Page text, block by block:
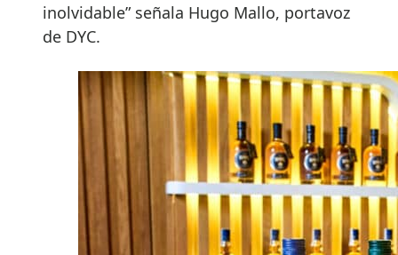
inolvidable” señala Hugo Mallo, portavoz
de DYC.